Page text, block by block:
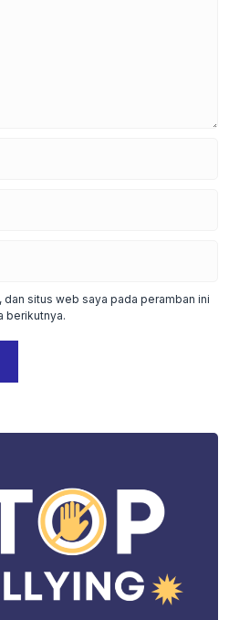
dan situs web saya pada peramban ini
berikutnya.